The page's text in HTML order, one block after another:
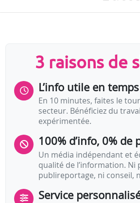
rencontres inédites entre
3 raisons de
L’info utile en
En 10 minutes, faites le
secteur. Bénéficiez du
expérimentée.
100% d’info, 0% de
Un média indépendant et
qualité de l’information. Ni
publireportage, ni conseil,
Service